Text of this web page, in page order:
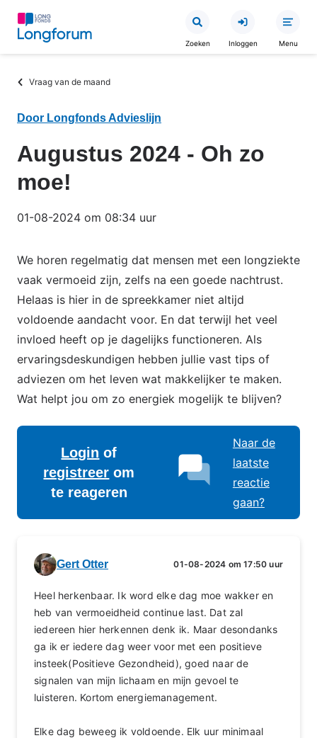
Overslaan
inhoud
Zoeken Inloggen Menu
Kruimelpad
Vraag van de maand
Door Longfonds Advieslijn
Augustus 2024 - Oh zo
moe!
01-08-2024 om 08:34 uur
We horen regelmatig dat mensen met een longziekte
vaak vermoeid zijn, zelfs na een goede nachtrust.
Helaas is hier in de spreekkamer niet altijd
voldoende aandacht voor. En dat terwijl het veel
invloed heeft op je dagelijks functioneren. Als
ervaringsdeskundigen hebben jullie vast tips of
adviezen om het leven wat makkelijker te maken.
Wat helpt jou om zo energiek mogelijk te blijven?
Login of
registreer om
te reageren
Naar de
laatste
reactie
gaan?
Gert Otter 01-08-2024 om 17:50 uur
Heel herkenbaar. Ik word elke dag moe wakker en
heb van vermoeidheid continue last. Dat zal
iedereen hier herkennen denk ik. Maar desondanks
ga ik er iedere dag weer voor met een positieve
insteek(Positieve Gezondheid), goed naar de
signalen van mijn lichaam en mijn gevoel te
luisteren. Kortom energiemanagement.
Elke dag beweeg ik voldoende. Elk uur minimaal